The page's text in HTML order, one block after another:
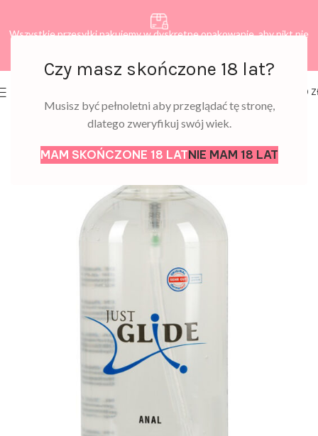
Czy masz skończone 18 lat?
Musisz być pełnoletni aby przeglądać tę stronę,
dlatego zweryfikuj swój wiek.
MAM SKOŃCZONE 18 LATNIE MAM 18 LAT
Wszystkie przesyłki pakujemy w dyskretne opakowanie, aby nikt nie
0,00